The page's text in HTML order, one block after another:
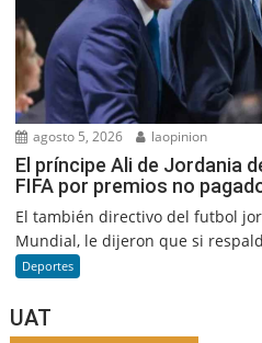
agosto 5, 2026 laopinion
El príncipe Ali de Jordania
FIFA por premios no
El también directivo del futbol
Mundial, le dijeron que si
Deportes
UAT